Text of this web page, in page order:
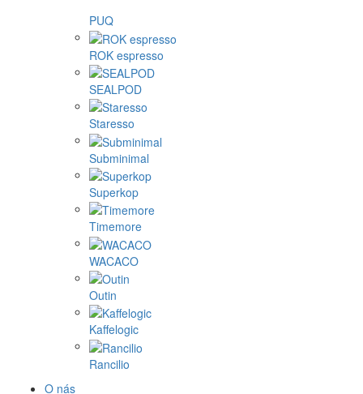
PUQ
ROK espresso
SEALPOD
Staresso
Subminimal
Superkop
Timemore
WACACO
Outin
Kaffelogic
Rancilio
O nás